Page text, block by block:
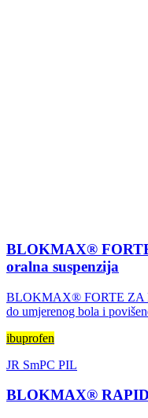
BLOKMAX®
oralna suspenzija
BLOKMAX® FORTE ZA
do umjerenog bola i
ibuprofen
JR SmPC PIL
BLOKMAX®